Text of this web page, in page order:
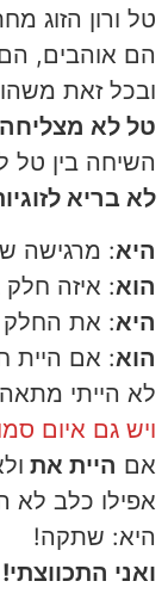
טל ורון הזוג
הם אוהבים,
ובכל זאת משהו
טל לא
השיחה בין טל
לא בריא
היא: מרגישה
הוא: איזה
היא: את החלק
הוא: אם היית
לא הייתי
ויש גם איום
אם היית את
אפילו כלב לא
היא: שתקה!
ואני התכווצתי!